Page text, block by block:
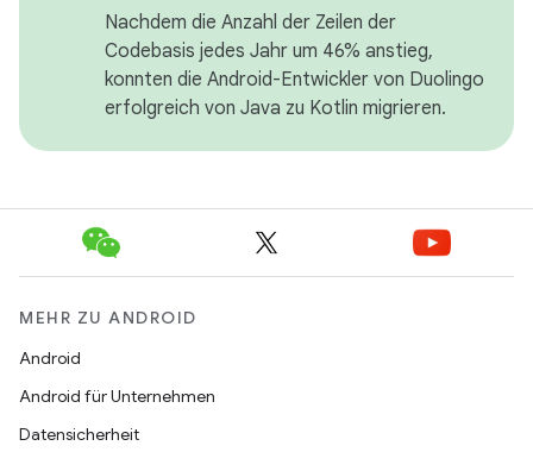
Nachdem die Anzahl der Zeilen der
Codebasis jedes Jahr um 46% anstieg,
konnten die Android-Entwickler von Duolingo
erfolgreich von Java zu Kotlin migrieren.
MEHR ZU ANDROID
Android
Android für Unternehmen
Datensicherheit